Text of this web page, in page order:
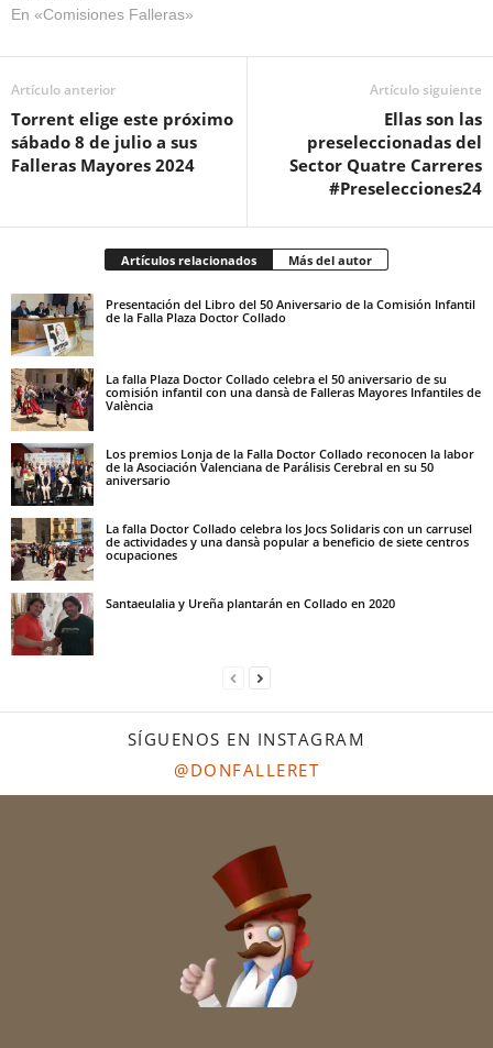
En «Comisiones Falleras»
Artículo anterior
Torrent elige este próximo
sábado 8 de julio a sus
Falleras Mayores 2024
Artículo siguiente
Ellas son las
preseleccionadas del
Sector Quatre Carreres
#Preselecciones24
Artículos relacionados Más del autor
Presentación del Libro del 50 Aniversario de la Comisión Infantil
de la Falla Plaza Doctor Collado
La falla Plaza Doctor Collado celebra el 50 aniversario de su
comisión infantil con una dansà de Falleras Mayores Infantiles de
València
Los premios Lonja de la Falla Doctor Collado reconocen la labor
de la Asociación Valenciana de Parálisis Cerebral en su 50
aniversario
La falla Doctor Collado celebra los Jocs Solidaris con un carrusel
de actividades y una dansà popular a beneficio de siete centros
ocupaciones
Santaeulalia y Ureña plantarán en Collado en 2020
SÍGUENOS EN INSTAGRAM
@DONFALLERET